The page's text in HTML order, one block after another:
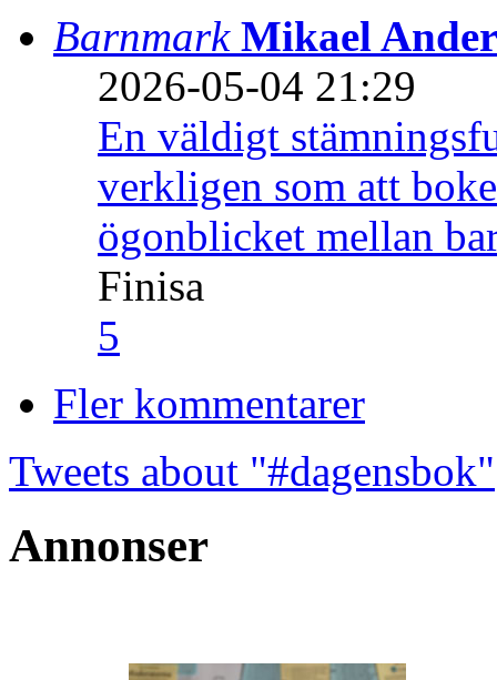
Barnmark Mikael
2026-05-04 21:29
En väldigt
verkligen som att
ögonblicket mellan
Finisa
5
Fler kommentarer
Tweets about "#dagensbok"
Annonser